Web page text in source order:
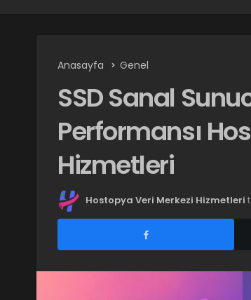
Anasayfa Genel
SSD Sanal
Performansı
Hizmetleri
Hostopya Veri Merkezi Hizmetleri